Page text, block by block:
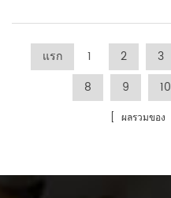
แรก 1 2 3
8
9 10
[ ผลรวมของ